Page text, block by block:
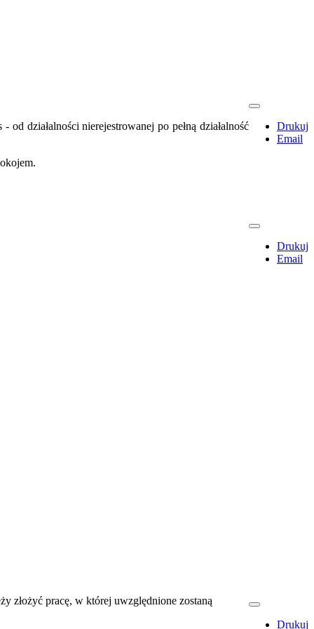
Drukuj
Email
działalności nierejestrowanej po pełną działalność
Drukuj
Email
Drukuj
złożyć pracę, w której uwzględnione zostaną